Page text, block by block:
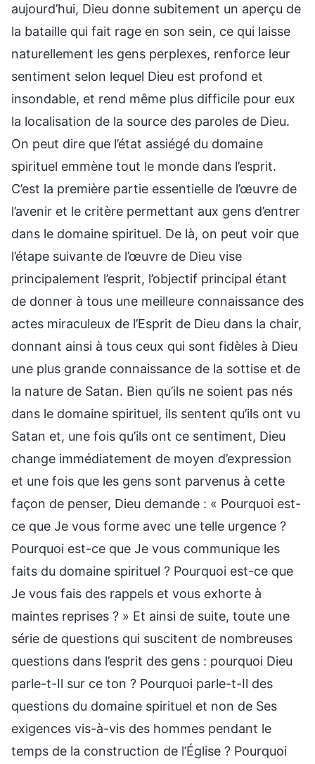
aujourd’hui, Dieu donne subitement un aperçu de
la bataille qui fait rage en son sein, ce qui laisse
naturellement les gens perplexes, renforce leur
sentiment selon lequel Dieu est profond et
insondable, et rend même plus difficile pour eux
la localisation de la source des paroles de Dieu.
On peut dire que l’état assiégé du domaine
spirituel emmène tout le monde dans l’esprit.
C’est la première partie essentielle de l’œuvre de
l’avenir et le critère permettant aux gens d’entrer
dans le domaine spirituel. De là, on peut voir que
l’étape suivante de l’œuvre de Dieu vise
principalement l’esprit, l’objectif principal étant
de donner à tous une meilleure connaissance des
actes miraculeux de l’Esprit de Dieu dans la chair,
donnant ainsi à tous ceux qui sont fidèles à Dieu
une plus grande connaissance de la sottise et de
la nature de Satan. Bien qu’ils ne soient pas nés
dans le domaine spirituel, ils sentent qu’ils ont vu
Satan et, une fois qu’ils ont ce sentiment, Dieu
change immédiatement de moyen d’expression
et une fois que les gens sont parvenus à cette
façon de penser, Dieu demande : « Pourquoi est-
ce que Je vous forme avec une telle urgence ?
Pourquoi est-ce que Je vous communique les
faits du domaine spirituel ? Pourquoi est-ce que
Je vous fais des rappels et vous exhorte à
maintes reprises ? » Et ainsi de suite, toute une
série de questions qui suscitent de nombreuses
questions dans l’esprit des gens : pourquoi Dieu
parle-t-Il sur ce ton ? Pourquoi parle-t-Il des
questions du domaine spirituel et non de Ses
exigences vis-à-vis des hommes pendant le
temps de la construction de l’Église ? Pourquoi